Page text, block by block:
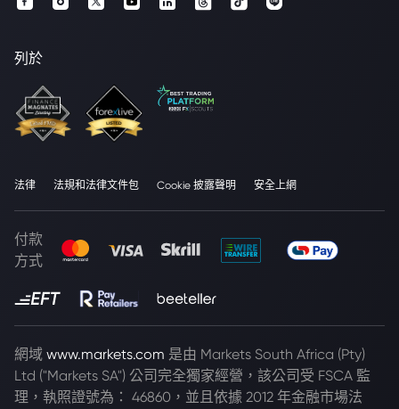
列於
法律 法規和法律文件包 Cookie 披露聲明 安全上網
付款
方式
網域 www.markets.com 是由 Markets South Africa (Pty)
Ltd ("Markets SA") 公司完全獨家經營，該公司受 FSCA 監
理，執照證號為： 46860，並且依據 2012 年金融市場法